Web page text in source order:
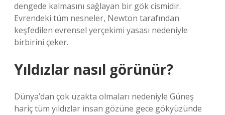
dengede kalmasını sağlayan bir gök cismidir.
Evrendeki tüm nesneler, Newton tarafından
keşfedilen evrensel yerçekimi yasası nedeniyle
birbirini çeker.
Yıldızlar nasıl görünür?
Dünya’dan çok uzakta olmaları nedeniyle Güneş
hariç tüm yıldızlar insan gözüne gece gökyüzünde